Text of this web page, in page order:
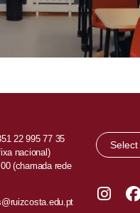
22 995 77 35
nacional)
(chamada rede